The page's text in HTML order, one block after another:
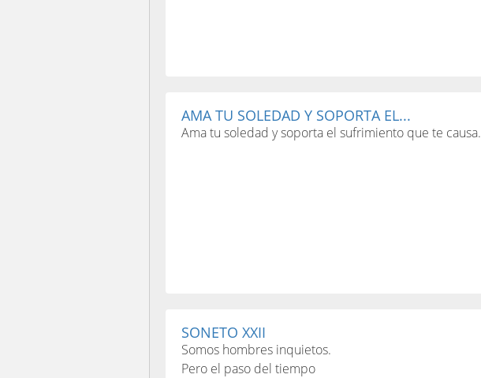
AMA TU SOLEDAD Y SOPORTA EL...
Ama tu soledad y soporta el sufrimiento que te causa.
SONETO XXII
Somos hombres inquietos.
Pero el paso del tiempo